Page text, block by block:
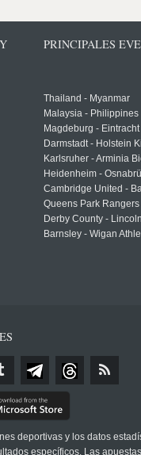
PRINCIPALES
Thailand - Myanmar
Malaysia - Philippines
Magdeburg -
Darmstadt - Holstein
Karlsruher - Arminia
Heidenheim -
Cambridge United -
Queens Park Rangers
Derby County -
Barnsley - Wigan
deportivas y los datos
específicos. Las